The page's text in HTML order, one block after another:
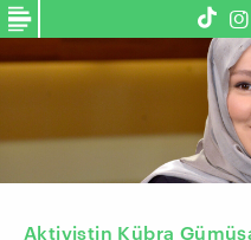
Aktivistin Kübra